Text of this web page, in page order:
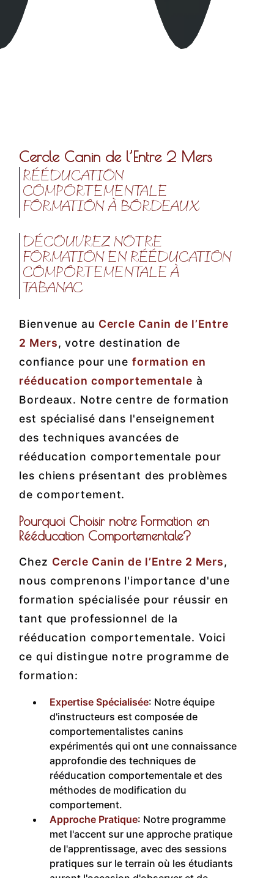
Cercle Canin de l’Entre 2 Mers
RÉÉDUCATION
COMPORTEMENTALE
FORMATION À BORDEAUX
DÉCOUVREZ NOTRE
FORMATION EN RÉÉDUCATION
COMPORTEMENTALE À
TABANAC
Bienvenue au Cercle Canin de l’Entre
2 Mers, votre destination de
confiance pour uneformation en
rééducation comportementale à
Bordeaux. Notre centre de formation
est spécialisé dans l'enseignement
des techniques avancées de
rééducation comportementale pour
les chiens présentant des problèmes
de comportement.
Pourquoi Choisir notre Formation en
Rééducation Comportementale?
Chez Cercle Canin de l’Entre 2 Mers,
nous comprenons l'importance d'une
formation spécialisée pour réussir en
tant que professionnel de la
rééducation comportementale. Voici
ce qui distingue notre programme de
formation:
Expertise Spécialisée: Notre équipe
d'instructeurs est composée de
comportementalistes canins
expérimentés qui ont une connaissance
approfondie des techniques de
rééducation comportementale et des
méthodes de modification du
comportement.
Approche Pratique: Notre programme
met l'accent sur une approche pratique
de l'apprentissage, avec des sessions
pratiques sur le terrain où les étudiants